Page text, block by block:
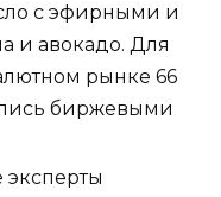
с эфирными и
и авокадо. Для
рынке 66
биржевыми